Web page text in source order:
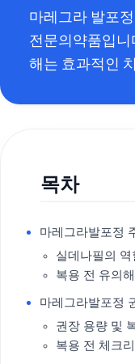
마레그라 발포
전문의약품입니
해는 효과적인
목차
마레그라발포정
실데나필의
복용 전 유의
마레그라발포정
권장 용량 및
복용 전 체크